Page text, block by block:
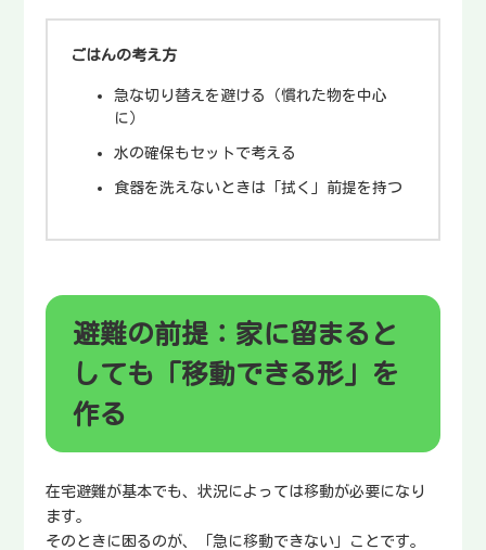
ごはんの考え方
急な切り替えを避ける（慣れた物を中心
に）
水の確保もセットで考える
食器を洗えないときは「拭く」前提を持つ
避難の前提：家に留まると
しても「移動できる形」を
作る
在宅避難が基本でも、状況によっては移動が必要になり
ます。
そのときに困るのが、「急に移動できない」ことです。